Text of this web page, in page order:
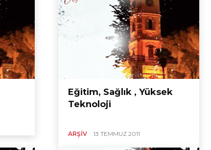
Eğitim, Sağlık , Yüksek
Teknoloji
ARŞIV 13 TEMMUZ 2011